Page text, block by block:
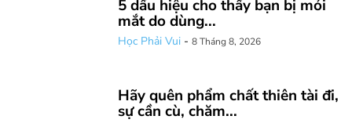
5 dấu hiệu cho thấy bạn bị mỏi
mắt do dùng...
Học Phải Vui - 8 Tháng 8, 2026
Hãy quên phẩm chất thiên tài đi,
sự cần cù, chăm...